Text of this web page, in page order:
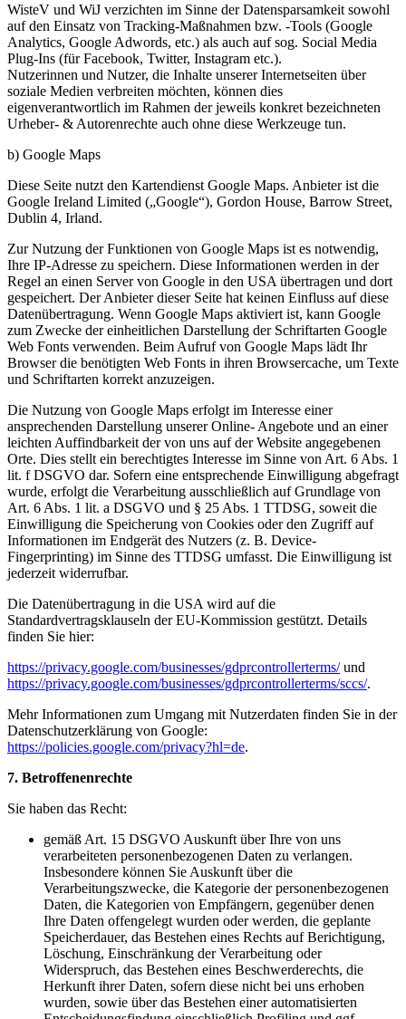
WisteV und WiJ verzichten im Sinne der Datensparsamkeit sowohl
auf den Einsatz von Tracking-Maßnahmen bzw. -Tools (Google
Analytics, Google Adwords, etc.) als auch auf sog. Social Media
Plug-Ins (für Facebook, Twitter, Instagram etc.).
Nutzerinnen und Nutzer, die Inhalte unserer Internetseiten über
soziale Medien verbreiten möchten, können dies
eigenverantwortlich im Rahmen der jeweils konkret bezeichneten
Urheber- & Autorenrechte auch ohne diese Werkzeuge tun.
b) Google Maps
Diese Seite nutzt den Kartendienst Google Maps. Anbieter ist die
Google Ireland Limited („Google“), Gordon House, Barrow Street,
Dublin 4, Irland.
Zur Nutzung der Funktionen von Google Maps ist es notwendig,
Ihre IP-Adresse zu speichern. Diese Informationen werden in der
Regel an einen Server von Google in den USA übertragen und dort
gespeichert. Der Anbieter dieser Seite hat keinen Einfluss auf diese
Datenübertragung. Wenn Google Maps aktiviert ist, kann Google
zum Zwecke der einheitlichen Darstellung der Schriftarten Google
Web Fonts verwenden. Beim Aufruf von Google Maps lädt Ihr
Browser die benötigten Web Fonts in ihren Browsercache, um Texte
und Schriftarten korrekt anzuzeigen.
Die Nutzung von Google Maps erfolgt im Interesse einer
ansprechenden Darstellung unserer Online- Angebote und an einer
leichten Auffindbarkeit der von uns auf der Website angegebenen
Orte. Dies stellt ein berechtigtes Interesse im Sinne von Art. 6 Abs. 1
lit. f DSGVO dar. Sofern eine entsprechende Einwilligung abgefragt
wurde, erfolgt die Verarbeitung ausschließlich auf Grundlage von
Art. 6 Abs. 1 lit. a DSGVO und § 25 Abs. 1 TTDSG, soweit die
Einwilligung die Speicherung von Cookies oder den Zugriff auf
Informationen im Endgerät des Nutzers (z. B. Device-
Fingerprinting) im Sinne des TTDSG umfasst. Die Einwilligung ist
jederzeit widerrufbar.
Die Datenübertragung in die USA wird auf die
Standardvertragsklauseln der EU-Kommission gestützt. Details
finden Sie hier:
https://privacy.google.com/businesses/gdprcontrollerterms/und
https://privacy.google.com/businesses/gdprcontrollerterms/sccs/.
Mehr Informationen zum Umgang mit Nutzerdaten finden Sie in der
Datenschutzerklärung von Google:
https://policies.google.com/privacy?hl=de.
7. Betroffenenrechte
Sie haben das Recht:
gemäß Art. 15 DSGVO Auskunft über Ihre von uns
verarbeiteten personenbezogenen Daten zu verlangen.
Insbesondere können Sie Auskunft über die
Verarbeitungszwecke, die Kategorie der personenbezogenen
Daten, die Kategorien von Empfängern, gegenüber denen
Ihre Daten offengelegt wurden oder werden, die geplante
Speicherdauer, das Bestehen eines Rechts auf Berichtigung,
Löschung, Einschränkung der Verarbeitung oder
Widerspruch, das Bestehen eines Beschwerderechts, die
Herkunft ihrer Daten, sofern diese nicht bei uns erhoben
wurden, sowie über das Bestehen einer automatisierten